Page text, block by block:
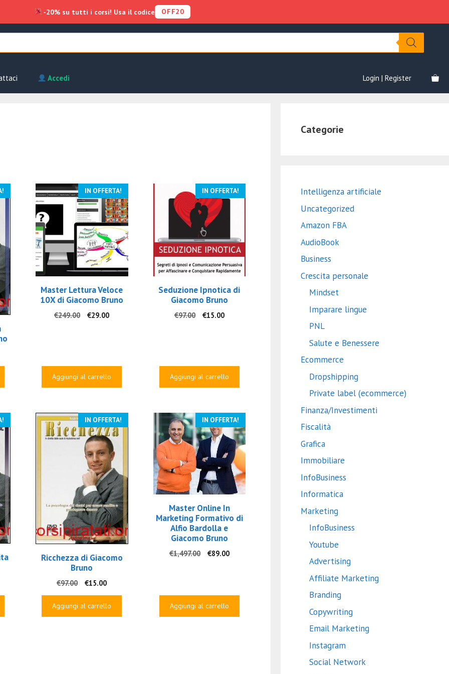
Accedi Login | Register
IN OFFERTA!
Master Lettura Veloce
10X di Giacomo Bruno
€249.00
Il
€29.00Il
Aggiungi al carrello
IN OFFERTA!
Seduzione Ipnotica di
Giacomo Bruno
€97.00
Il
€15.00Il
Aggiungi al carrello
IN OFFERTA!
Ricchezza di Giacomo
Bruno
€97.00
Il
prezzo
originale
€15.00Il
prezzo
attuale
Aggiungi al carrello
IN OFFERTA!
Master Online In
Marketing Formativo di
Alfio Bardolla e
Giacomo Bruno
€1,497.00
Il
€1,497.00.
€89.00Il
€89.00.
Aggiungi al carrello
Categorie
Intelligenza artificiale
Uncategorized
Amazon FBA
AudioBook
Business
Crescita personale
Mindset
Imparare lingue
PNL
Salute e Benessere
Ecommerce
Dropshipping
Private label (ecommerce)
Finanza/Investimenti
Fiscalità
Grafica
Immobiliare
InfoBusiness
Informatica
Marketing
InfoBusiness
Youtube
Advertising
Affiliate Marketing
Branding
Copywriting
Email Marketing
Instagram
Social Network
-20% su tutti i corsi! Usa il codice OFF20